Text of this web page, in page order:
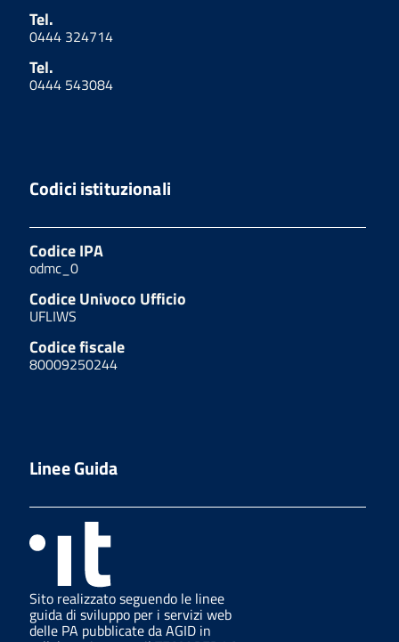
Tel.
0444 324714
Tel.
0444 543084
Codici istituzionali
Codice IPA
odmc_0
Codice Univoco Ufficio
UFLIWS
Codice fiscale
80009250244
Linee Guida
Sito realizzato seguendo le linee
guida di sviluppo per i servizi web
delle PA pubblicate da AGID in